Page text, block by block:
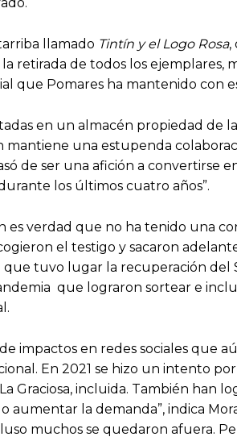
llamado Tintín y el Logo Rosa,
de todos los ejemplares,
que Pomares ha mantenido con
en un almacén propiedad de
una estupenda
de ser una afición a convertirse
los últimos cuatro años”.
es verdad que no ha tenido una
el testigo y sacaron
tuvo lugar la recuperación del
que lograron sortear e
impactos en redes sociales que
En 2021 se hizo un intento
Graciosa, incluida. También han
aumentar la demanda”, indica
muchos se quedaron afuera.